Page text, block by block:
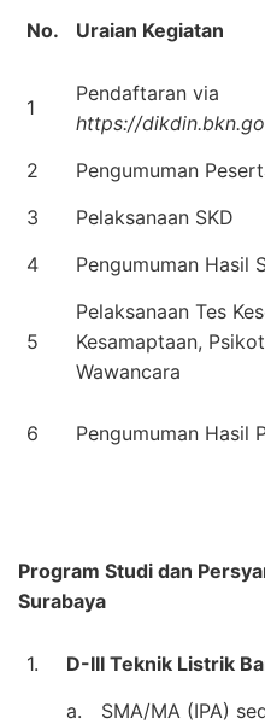
No. Uraian Kegiatan
1
Pendaftaran via
https://
2
Pengumuman
3
Pelaksanaan SKD
4
Pengumuman Hasil
5
Pelaksanaan Tes
Kesamaptaan,
Wawancara
6 Pengumuman Hasil
Program Studi dan
Surabaya
1.
D-III Teknik Listrik
a.
SMA/MA (IPA)